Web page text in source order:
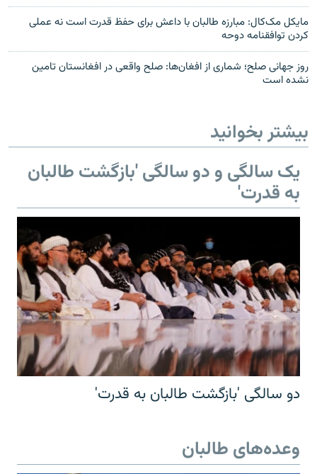
مایکل مک‌کال: مبارزه طالبان با داعش برای حفظ قدرت است نه عملی
کردن توافقنامه دوحه
روز جهانی صلح؛ شماری از افغان‌ها: صلح واقعی در افغانستان تامین
نشده است
بیشتر بخوانید
یک سالگی و دو سالگی 'بازگشت طالبان
به قدرت'
دو سالگی 'بازگشت طالبان به قدرت'
وعده‌های طالبان